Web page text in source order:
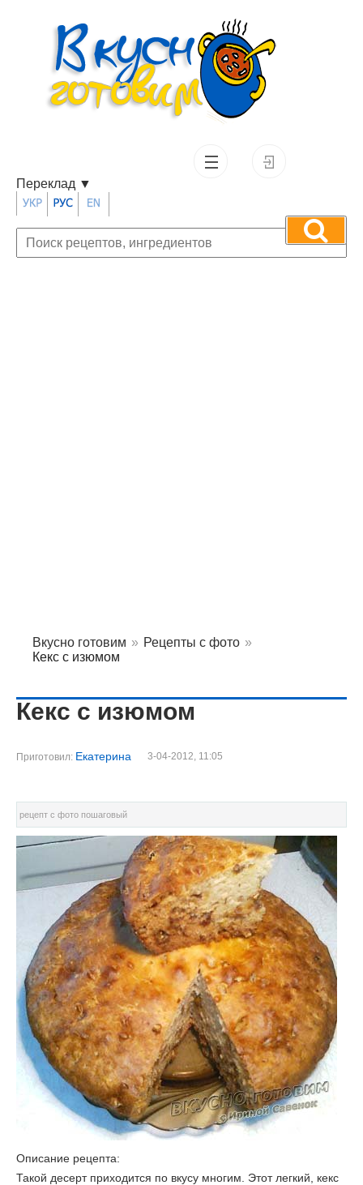
Переклад ▼
Вкусно готовим » Рецепты с фото »
Кекс с изюмом
Кекс с изюмом
Приготовил: Екатерина 3-04-2012, 11:05
рецепт с фото пошаговый
Описание рецепта:
Такой десерт приходится по вкусу многим. Этот легкий, кекс